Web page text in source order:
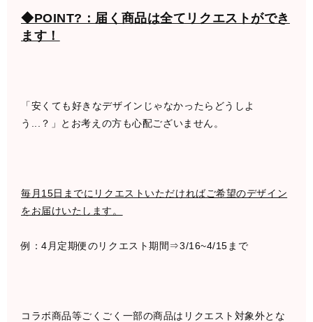
◆POINT?：届く商品は全てリクエストができ
ます！
「安くても好きなデザインじゃなかったらどうしよ
う...？」とお考えの方も心配ございません。
毎月15日までにリクエストいただければご希望のデザイン
をお届けいたします。
例：4月定期便のリクエスト期間⇒3/16~4/15まで
コラボ商品等ごくごく一部の商品はリクエスト対象外とな